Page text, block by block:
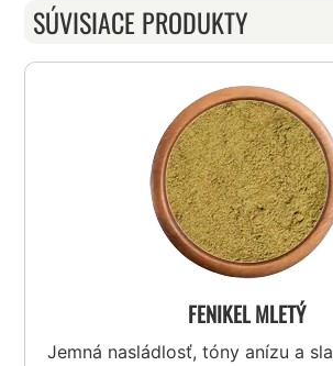
SÚVISIACE PRODUKTY
FENIKEL MLETÝ
Jemná nasládlosť, tóny anízu a